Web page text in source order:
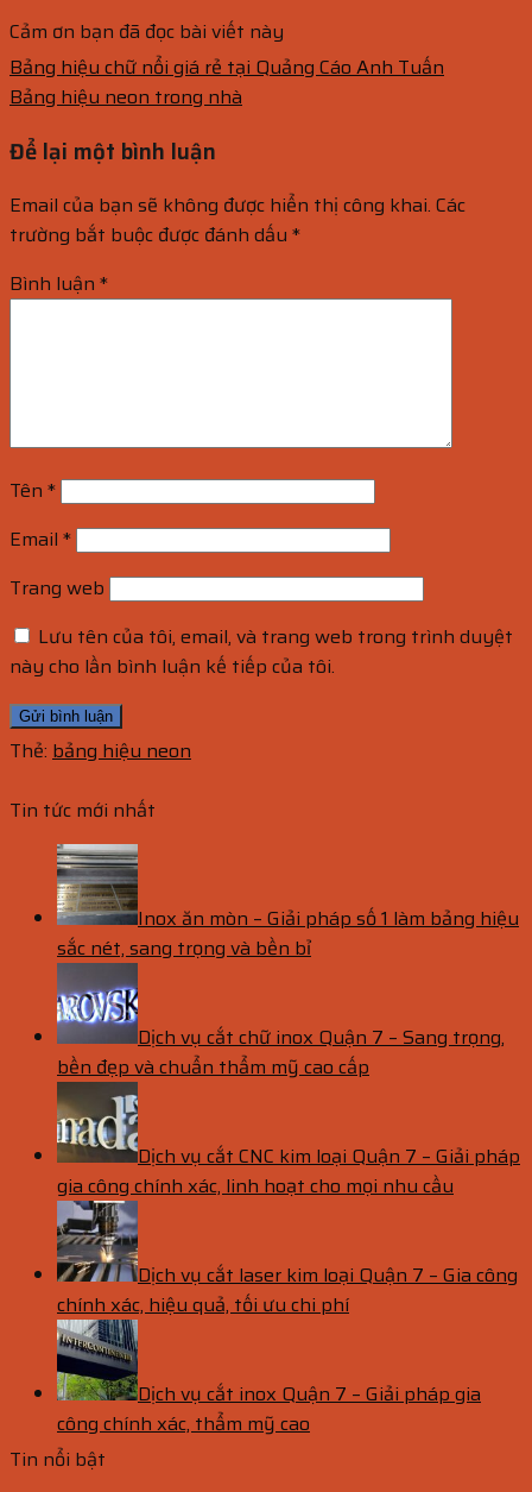
Cảm ơn bạn đã đọc bài viết này
Bảng hiệu chữ nổi giá rẻ tại Quảng Cáo Anh Tuấn
Bảng hiệu neon trong nhà
Để lại một bình luận
Email của bạn sẽ không được hiển thị công khai. Các
trường bắt buộc được đánh dấu *
Bình luận *
Tên *
Email *
Trang web
Lưu tên của tôi, email, và trang web trong trình duyệt
này cho lần bình luận kế tiếp của tôi.
Thẻ: bảng hiệu neon
Tin tức mới nhất
Inox ăn mòn – Giải pháp số 1 làm bảng hiệu
sắc nét, sang trọng và bền bỉ
Dịch vụ cắt chữ inox Quận 7 – Sang trọng,
bền đẹp và chuẩn thẩm mỹ cao cấp
Dịch vụ cắt CNC kim loại Quận 7 – Giải pháp
gia công chính xác, linh hoạt cho mọi nhu cầu
Dịch vụ cắt laser kim loại Quận 7 – Gia công
chính xác, hiệu quả, tối ưu chi phí
Dịch vụ cắt inox Quận 7 – Giải pháp gia
công chính xác, thẩm mỹ cao
Tin nổi bật